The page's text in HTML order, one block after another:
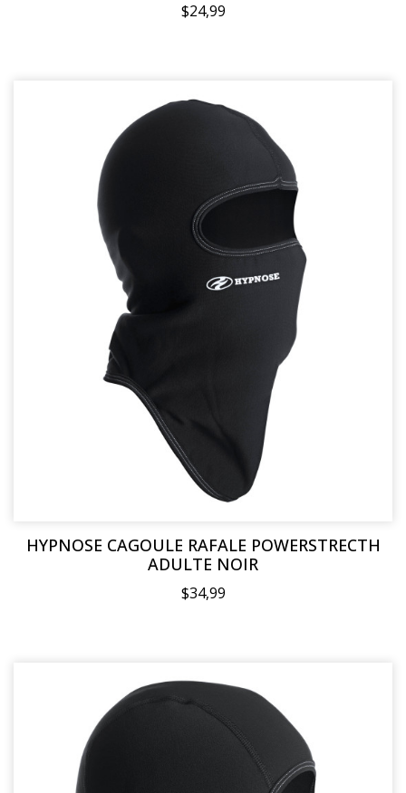
$24,99
HYPNOSE CAGOULE RAFALE POWERSTRECTH
ADULTE NOIR
$34,99